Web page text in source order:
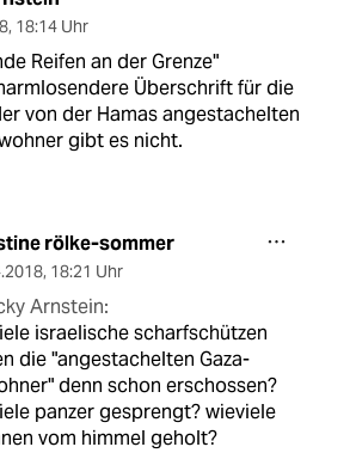
, 18:14 Uhr
Reifen an der Grenze"
Überschrift für die
von der Hamas angestachelten
gibt es nicht.
rölke-sommer
, 18:21 Uhr
Arnstein:
israelische scharfschützen
die "angestachelten Gaza-
denn schon erschossen?
panzer gesprengt? wieviele
vom himmel geholt?